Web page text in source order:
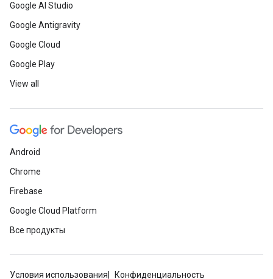
Google AI Studio
Google Antigravity
Google Cloud
Google Play
View all
Android
Chrome
Firebase
Google Cloud Platform
Все продукты
Условия использования Конфиденциальность